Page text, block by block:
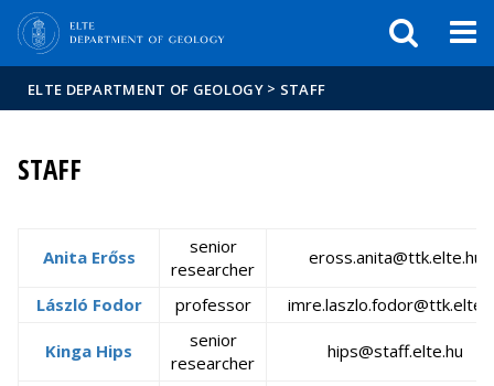
ELTE DEPARTMENT OF GEOLOGY > STAFF
STAFF
Anita Erőss
senior
researcher
eross.anita@ttk.elte.hu
László Fodor professor
Kinga Hips
senior
researcher
hips@staff.elte.hu